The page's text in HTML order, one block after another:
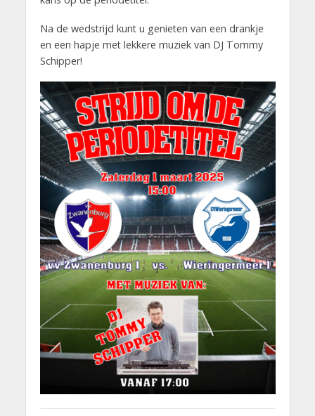
Na de wedstrijd kunt u genieten van een drankje
en een hapje met lekkere muziek van DJ Tommy
Schipper!